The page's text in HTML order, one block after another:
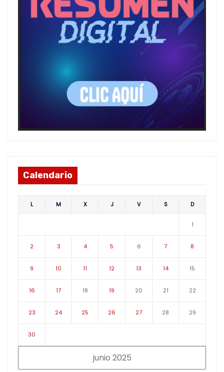
Calendario
junio 2025
L M X J V S D
1
2 3 4 5 6 7 8
9 10 11 12 13 14 15
16 17 18 19 20 21 22
23 24 25 26 27 28 29
30